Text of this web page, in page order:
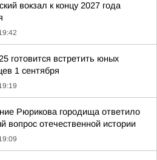
вокзал к концу 2027 года
готовится встретить юных
1 сентября
Рюрикова городища ответило
вопрос отечественной истории